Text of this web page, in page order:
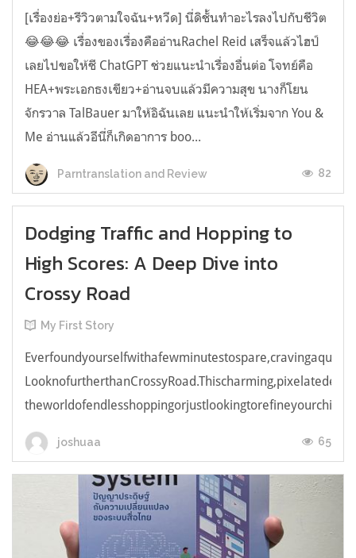
[เรื่องย่อ+รีวิวตามใจฉัน+หวีด] นี่ดิชั้นทำอะไรลงไปกับชีวิต
😂😂😂 เรื่องของเรื่องคืออ่านRachel Reid เสร็จแล้วไฮป์
เลยไปขอให้ชี ChatGPT ช่วยแนะนำเรื่องอื่นต่อ โจทย์คือ
HEA+พระเอกธงเขียว+อ่านจบแล้วมีความสุข นางก็โยน
จักรวาล TalBauer มาให้อิฉันเลย แนะนำให้เริ่มจาก You &
Me อ่านแล้วอีนี่ก็เกิดอาการ boo...
Parntranslation and Review 82
Dodging Traffic and Hopping to
High Scores: A Deep Dive into
Crossy Road
My First Story
joshuaa 65